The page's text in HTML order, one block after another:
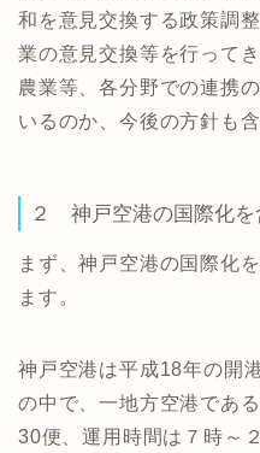
和を意見交換する政策調
業の意見交換等を行って
農業等、各分野での連携
いるのか、今後の方針も
２ 神戸空港の国際化を
まず、神戸空港の国際化
ます。
神戸空港は平成18年の開
の中で、一地方空港であ
30便、運用時間は７時～